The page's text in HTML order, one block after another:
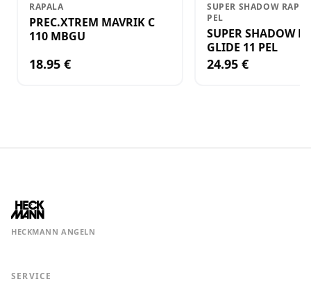
RAPALA
PREC.XTREM MAVRIK C
110 MBGU
18.95 €
SUPER SHADOW RAP
PEL
SUPER SHADOW
GLIDE 11 PEL
24.95 €
HECKMANN ANGELN
SERVICE